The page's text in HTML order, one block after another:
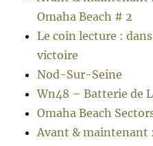
Omaha Beach # 2
Le coin lecture :
victoire
Nod-Sur-Seine
Wn48 – Batterie de
Omaha Beach
Avant & maintenant